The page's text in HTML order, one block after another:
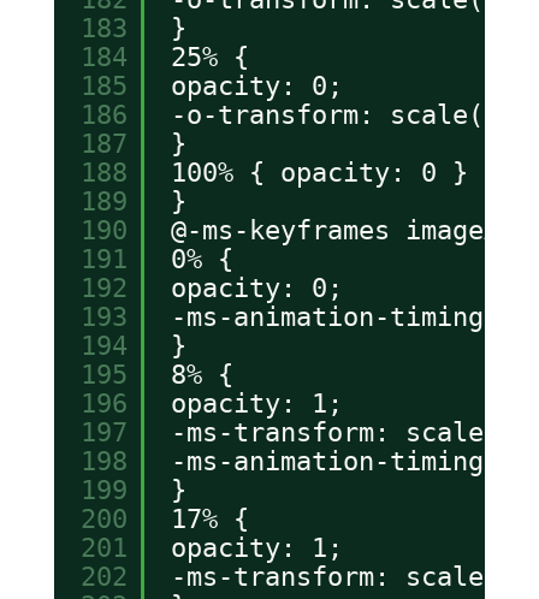
183
184
185
186
187
188
189
190
191
192
193
194
195
196
197
198
199
200
201
202
}
25% {
opacity: 0;
-o-transform:
}
100% { opacity: 0 }
}
@-ms-keyframes
0% {
opacity: 0;
-ms-animation-timing-
}
8% {
opacity: 1;
-ms-transform:
-ms-animation-timing-
}
17% {
opacity: 1;
-ms-transform: